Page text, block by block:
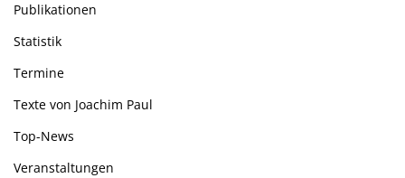
Publikationen
Statistik
Termine
Texte von Joachim Paul
Top-News
Veranstaltungen